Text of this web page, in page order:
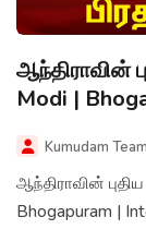
ஆந்திராவின்
Modi |
Kumudam Team
ஆந்திராவின்
Bhogapuram |